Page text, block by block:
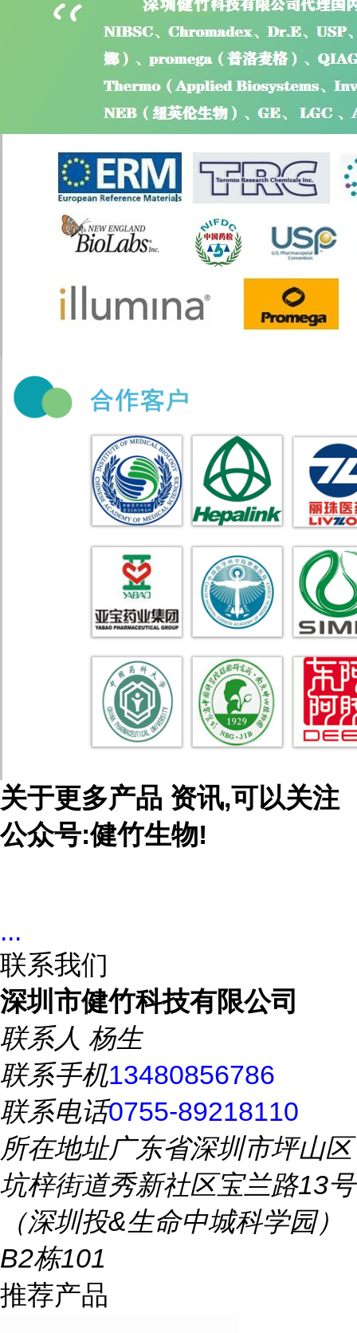
关于更多产品 资讯,可以关注
公众号:健竹生物!
...
联系我们
深圳市健竹科技有限公司
联系人 杨生
联系手机13480856786
联系电话0755-89218110
所在地址广东省深圳市坪山区
坑梓街道秀新社区宝兰路13号
（深圳投&生命中城科学园）
B2栋101
推荐产品